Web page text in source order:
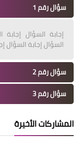
سؤال رقم 1
إجابة السؤال إجابة
السؤال إجابة السؤال
سؤال رقم 2
سؤال رقم 3
المشاركات الأخيرة